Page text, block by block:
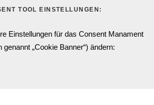
TOOL EINSTELLUNGEN:
Einstellungen für das Consent Manament
genannt „Cookie Banner“) ändern: